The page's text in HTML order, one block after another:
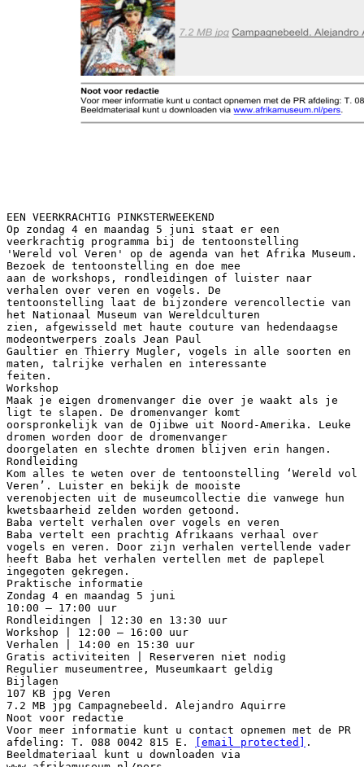
EEN VEERKRACHTIG PINKSTERWEEKEND
Op zondag 4 en maandag 5 juni staat er een
veerkrachtig programma bij de tentoonstelling
'Wereld vol Veren' op de agenda van het Afrika Museum.
Bezoek de tentoonstelling en doe mee
aan de workshops, rondleidingen of luister naar
verhalen over veren en vogels. De
tentoonstelling laat de bijzondere verencollectie van
het Nationaal Museum van Wereldculturen
zien, afgewisseld met haute couture van hedendaagse
modeontwerpers zoals Jean Paul
Gaultier en Thierry Mugler, vogels in alle soorten en
maten, talrijke verhalen en interessante
feiten.
Workshop
Maak je eigen dromenvanger die over je waakt als je
ligt te slapen. De dromenvanger komt
oorspronkelijk van de Ojibwe uit Noord-Amerika. Leuke
dromen worden door de dromenvanger
doorgelaten en slechte dromen blijven erin hangen.
Rondleiding
Kom alles te weten over de tentoonstelling ‘Wereld vol
Veren’. Luister en bekijk de mooiste
verenobjecten uit de museumcollectie die vanwege hun
kwetsbaarheid zelden worden getoond.
Baba vertelt verhalen over vogels en veren
Baba vertelt een prachtig Afrikaans verhaal over
vogels en veren. Door zijn verhalen vertellende vader
heeft Baba het verhalen vertellen met de paplepel
ingegoten gekregen.
Praktische informatie
Zondag 4 en maandag 5 juni
10:00 – 17:00 uur
Rondleidingen | 12:30 en 13:30 uur
Workshop | 12:00 – 16:00 uur
Verhalen | 14:00 en 15:30 uur
Gratis activiteiten | Reserveren niet nodig
Regulier museumentree, Museumkaart geldig
Bijlagen
107 KB jpg Veren
7.2 MB jpg Campagnebeeld. Alejandro Aquirre
Noot voor redactie
Voor meer informatie kunt u contact opnemen met de PR
afdeling: T. 088 0042 815 E.
[email protected]
.
Beeldmateriaal kunt u downloaden via